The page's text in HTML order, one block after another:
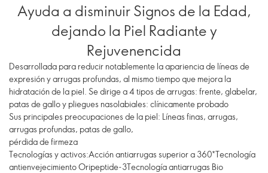
Ayuda a disminuir Signos de la Edad,
dejando la Piel Radiante y
Rejuvenencida
Desarrollada para reducir notablemente la apariencia de líneas de
expresión y arrugas profundas, al mismo tiempo que mejora la
hidratación de la piel. Se dirige a 4 tipos de arrugas: frente, glabelar,
patas de gallo y pliegues nasolabiales: clínicamente probado
Sus principales preocupaciones de la piel: Líneas finas, arrugas,
arrugas profundas, patas de gallo,
pérdida de firmeza
Tecnologías y activos:Acción antiarrugas superior a 360*Tecnología
antienvejecimiento Oripeptide-3Tecnología antiarrugas Bio